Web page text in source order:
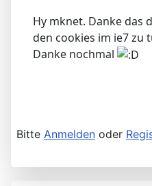
Hy mknet. Danke das
den cookies im ie7 zu
Danke nochmal
Bitte Anmelden oder